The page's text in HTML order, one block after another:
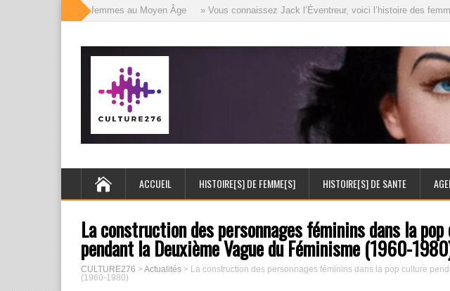
mille visages des femmes au Moyen Âge » Vous connaissez Jack l’Éventreur, voici l’histoire des
ACCUEIL HISTOIRE[S] DE FEMME[S] HISTOIRE[S] DE SANTE
La construction des personnages féminins dans la
pendant la Deuxième Vague du Féminisme (1960-
CULTURE276 >Actualités > La construction des personnages féminins dans la pop culture
(1960-1980)